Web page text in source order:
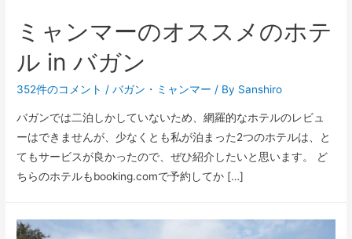
ミャンマーのオススメのホテ
ル in バガン
352件のコメント /バガン ・ ミャンマー / By Sanshiro
バガンでは二泊しかしていないため、網羅的なホテルのレビュ
ーはできませんが、少なくとも私が泊まった2つのホテルは、と
てもサービスが良かったので、ぜひ紹介したいと思います。 ど
ちらのホテルもbooking.comで予約してか […]